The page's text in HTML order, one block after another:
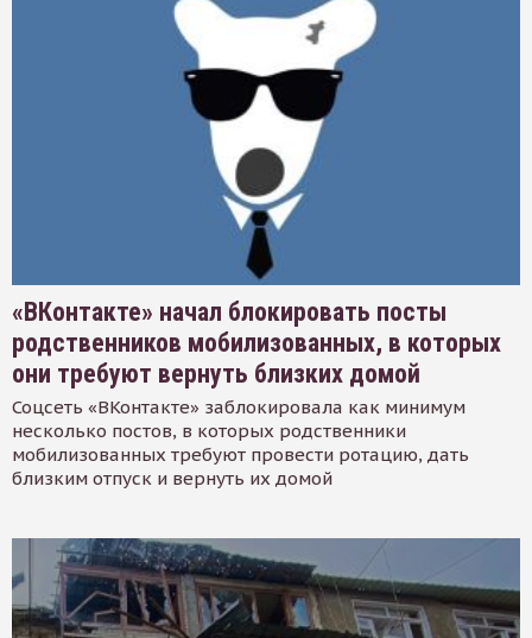
«ВКонтакте» начал блокировать посты
родственников мобилизованных, в которых
они требуют вернуть близких домой
Соцсеть «ВКонтакте» заблокировала как минимум
несколько постов, в которых родственники
мобилизованных требуют провести ротацию, дать
близким отпуск и вернуть их домой